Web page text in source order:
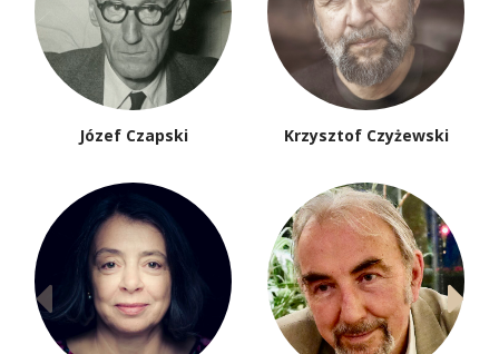
Józef Czapski Krzysztof Czyżewski